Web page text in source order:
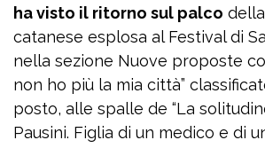
ha visto il ritorno sul palco
catanese esplosa al Festival di
nella sezione Nuove proposte
non ho più la mia città”
posto, alle spalle de “La
Pausini. Figlia di un medico e di